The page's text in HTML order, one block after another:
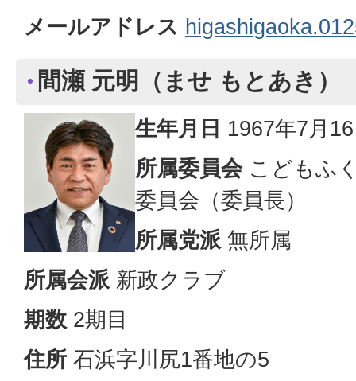
メールアドレス
間瀬 元明（ませ もとあき）
生年月日 1967年7月
所属委員会こどもふ
委員会（委員長）
所属党派 無所属
所属会派 新政クラブ
期数 2期目
住所 石浜字川尻1番地の5